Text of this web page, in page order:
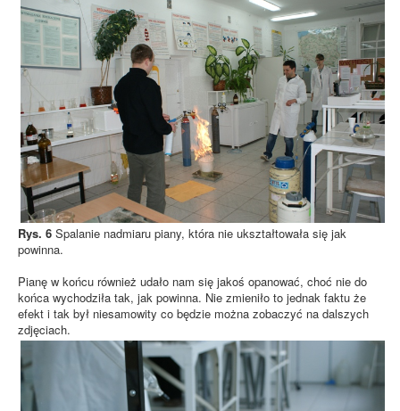
Rys. 6 Spalanie nadmiaru piany, która nie ukształtowała się jak
powinna.
Pianę w końcu również udało nam się jakoś opanować, choć nie do
końca wychodziła tak, jak powinna. Nie zmieniło to jednak faktu że
efekt i tak był niesamowity co będzie można zobaczyć na dalszych
zdjęciach.